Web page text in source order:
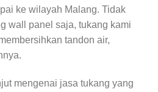
ke wilayah Malang. Tidak
wall panel saja, tukang kami
tandon air,
mengenai jasa tukang yang